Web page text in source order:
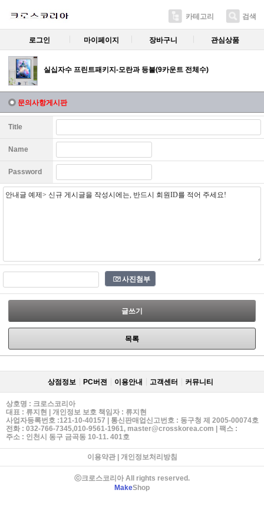
카테고리 검색
로그인 마이페이지 장바구니 관심상품
실십자수 프린트패키지-모란과 등불(9카운트 전체수)
문의사항게시판
Title
Name
Password
사진첨부
글쓰기
목록
상점정보 PC버젼 이용안내 고객센터 커뮤니티
상호명 : 크로스코리아
대표 : 류지현 | 개인정보 보호 책임자 : 류지현
사업자등록번호 :121-10-40157 | 통신판매업신고번호 : 동구청 제 2005-00074호
전화 : 032-766-7345,010-9561-1961, master@crosskorea.com | 팩스 :
주소 : 인천시 동구 금곡동 10-11. 401호
이용약관| 개인정보처리방침
ⓒ크로스코리아 All rights reserved.
MakeShop